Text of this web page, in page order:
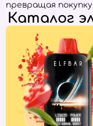
превращая
Каталог